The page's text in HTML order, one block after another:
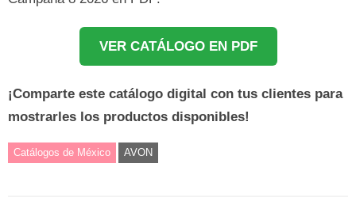
VER CATÁLOGO EN PDF
¡Comparte este catálogo digital con tus clientes para
mostrarles los productos disponibles!
Catálogos de México AVON